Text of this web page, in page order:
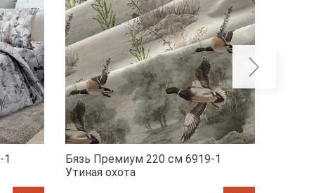
Бязь Премиум 220 см 6919-1
Утиная охота